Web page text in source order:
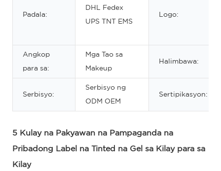
Padala:
DHL Fedex
UPS TNT EMS
Logo:
Angkop
para sa:
Mga Tao sa
Makeup
Halimbawa:
Serbisyo:
Serbisyo ng
ODM OEM
Sertipikasyon:
5 Kulay na Pakyawan na Pampaganda na
Pribadong Label na Tinted na Gel sa Kilay para sa
Kilay